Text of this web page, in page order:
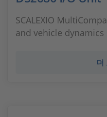
SCALEXIO
and vehicle dynamics
더